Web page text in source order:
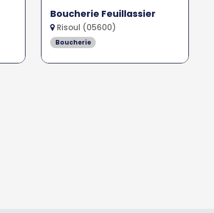
Boucherie Feuillassier
Risoul (05600)
Boucherie